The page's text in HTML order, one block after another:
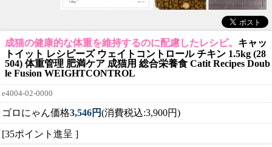
成猫の健康的な体重を維持するのに配慮したレシピ。 キャッ
トイット レシピーズ ウェイトコントロール チキン 1.5kg (28
504) 体重管理 肥満ケア 成猫用 総合栄養食 Catit Recipes Doub
le Fusion WEIGHTCONTROL
e4004-02-0000
ゴロにゃん価格3,546円(消費税込:3,900円)
[35ポイント進呈 ]